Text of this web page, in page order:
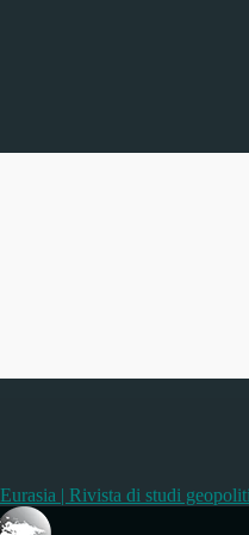
Eurasia | Rivista di studi